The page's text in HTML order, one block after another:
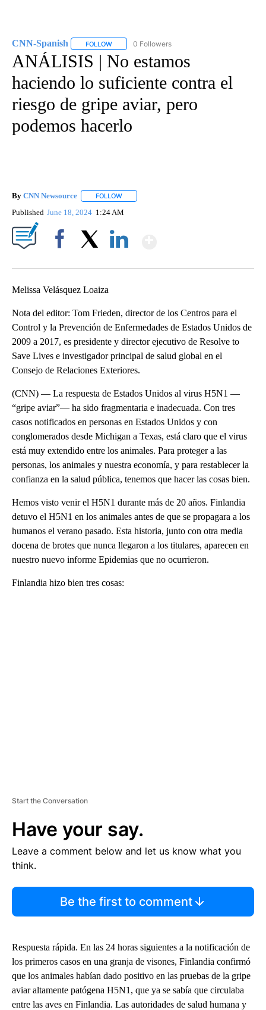
CNN-Spanish FOLLOW FOLLOW "CNN-SPANISH" TO RECEIVE
0 Followers
ANÁLISIS | No estamos
haciendo lo suficiente contra el
riesgo de gripe aviar, pero
podemos hacerlo
By CNN Newsource FOLLOW
Published June 18, 2024 1:24 AM
Melissa Velásquez Loaiza
Nota del editor: Tom Frieden, director de los Centros para el
Control y la Prevención de Enfermedades de Estados Unidos de
2009 a 2017, es presidente y director ejecutivo de Resolve to
Save Lives e investigador principal de salud global en el
Consejo de Relaciones Exteriores.
(CNN) — La respuesta de Estados Unidos al virus H5N1 —
“gripe aviar”— ha sido fragmentaria e inadecuada. Con tres
casos notificados en personas en Estados Unidos y con
conglomerados desde Michigan a Texas, está claro que el virus
está muy extendido entre los animales. Para proteger a las
personas, los animales y nuestra economía, y para restablecer la
confianza en la salud pública, tenemos que hacer las cosas bien.
Hemos visto venir el H5N1 durante más de 20 años. Finlandia
detuvo el H5N1 en los animales antes de que se propagara a los
humanos el verano pasado. Esta historia, junto con otra media
docena de brotes que nunca llegaron a los titulares, aparecen en
nuestro nuevo informe Epidemias que no ocurrieron.
Finlandia hizo bien tres cosas:
Start the Conversation
Have your say.
Leave a comment below and let us know what you
think.
Be the first to comment
Respuesta rápida. En las 24 horas siguientes a la notificación de
los primeros casos en una granja de visones, Finlandia confirmó
que los animales habían dado positivo en las pruebas de la gripe
aviar altamente patógena H5N1, que ya se sabía que circulaba
entre las aves en Finlandia. Las autoridades de salud humana y